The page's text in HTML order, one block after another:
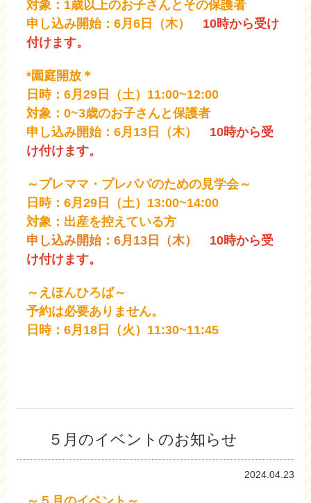
対象：1歳以上のお子さんとその保護者
申し込み開始：6月6日（木） 10時から受け
付けます。
*園庭開放＊
日時：6月29日（土）11:00~12:00
対象：0~3歳のお子さんと保護者
申し込み開始：6月13日（木） 10時から受
け付けます。
～プレママ・プレパパのための見学会～
日時：6月29日（土）13:00~14:00
対象：出産を控えている方
申し込み開始：6月13日（木）
10時から受
け付けます。
～えほんひろば～
予約は必要ありません。
日時：6月18日（火）11:30~11:45
５月のイベントのお知らせ
2024.04.23